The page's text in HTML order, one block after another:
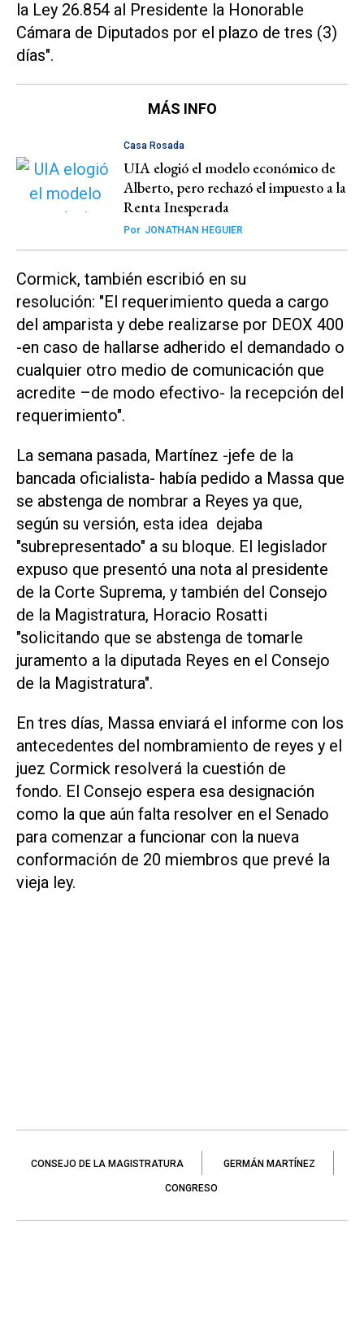
la Ley 26.854 al Presidente la Honorable
Cámara de Diputados por el plazo de tres (3)
días".
MÁS INFO
Casa Rosada
UIA elogió el modelo económico de
Alberto, pero rechazó el impuesto a la
Renta Inesperada
Por JONATHAN HEGUIER
Cormick, también escribió en su
resolución: "El requerimiento queda a cargo
del amparista y debe realizarse por DEOX 400
-en caso de hallarse adherido el demandado o
cualquier otro medio de comunicación que
acredite –de modo efectivo- la recepción del
requerimiento".
La semana pasada, Martínez -jefe de la
bancada oficialista- había pedido a Massa que
se abstenga de nombrar a Reyes ya que,
según su versión, esta idea dejaba
"subrepresentado" a su bloque. El legislador
expuso que presentó una nota al presidente
de la Corte Suprema, y también del Consejo
de la Magistratura, Horacio Rosatti
"solicitando que se abstenga de tomarle
juramento a la diputada Reyes en el Consejo
de la Magistratura".
En tres días, Massa enviará el informe con los
antecedentes del nombramiento de reyes y el
juez Cormick resolverá la cuestión de
fondo. El Consejo espera esa designación
como la que aún falta resolver en el Senado
para comenzar a funcionar con la nueva
conformación de 20 miembros que prevé la
vieja ley.
CONSEJO DE LA MAGISTRATURA GERMÁN MARTÍNEZ
CONGRESO